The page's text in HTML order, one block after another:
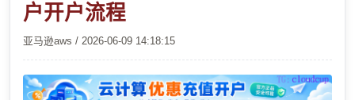
户开户流程
亚马逊aws / 2026-06-09 14:18:15